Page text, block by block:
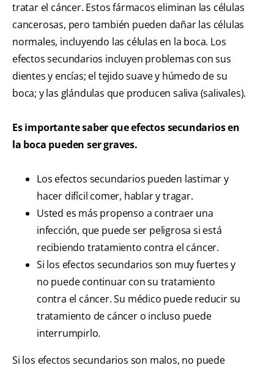
tratar el cáncer. Estos fármacos eliminan las células
cancerosas, pero también pueden dañar las células
normales, incluyendo las células en la boca. Los
efectos secundarios incluyen problemas con sus
dientes y encías; el tejido suave y húmedo de su
boca; y las glándulas que producen saliva (salivales).
Es importante saber que efectos secundarios en
la boca pueden ser graves.
Los efectos secundarios pueden lastimar y
hacer difícil comer, hablar y tragar.
Usted es más propenso a contraer una
infección, que puede ser peligrosa si está
recibiendo tratamiento contra el cáncer.
Si los efectos secundarios son muy fuertes y
no puede continuar con su tratamiento
contra el cáncer. Su médico puede reducir su
tratamiento de cáncer o incluso puede
interrumpirlo.
Si los efectos secundarios son malos, no puede